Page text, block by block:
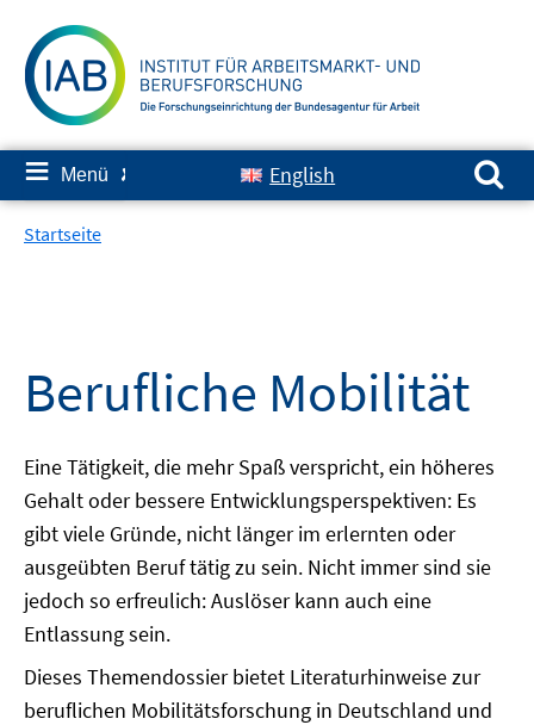
zum
Inhalt
≡ Menü ✘ English
Suchen nach:
Startseite
Berufliche Mobilität
Eine Tätigkeit, die mehr Spaß verspricht, ein höheres
Gehalt oder bessere Entwicklungsperspektiven: Es
gibt viele Gründe, nicht länger im erlernten oder
ausgeübten Beruf tätig zu sein. Nicht immer sind sie
jedoch so erfreulich: Auslöser kann auch eine
Entlassung sein.
Dieses Themendossier bietet Literaturhinweise zur
beruflichen Mobilitätsforschung in Deutschland und